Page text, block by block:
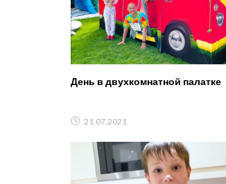
День в двухкомнатной палатке
21.07.2021